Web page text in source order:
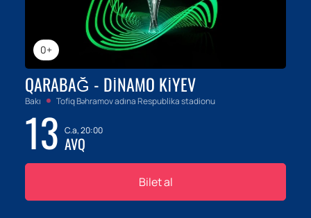
0+
QARABAĞ - DINAMO KIYEV
Bakı Tofiq Bəhramov adına Respublika stadionu
13 C.a, 20:00
AVQ
Bilet al